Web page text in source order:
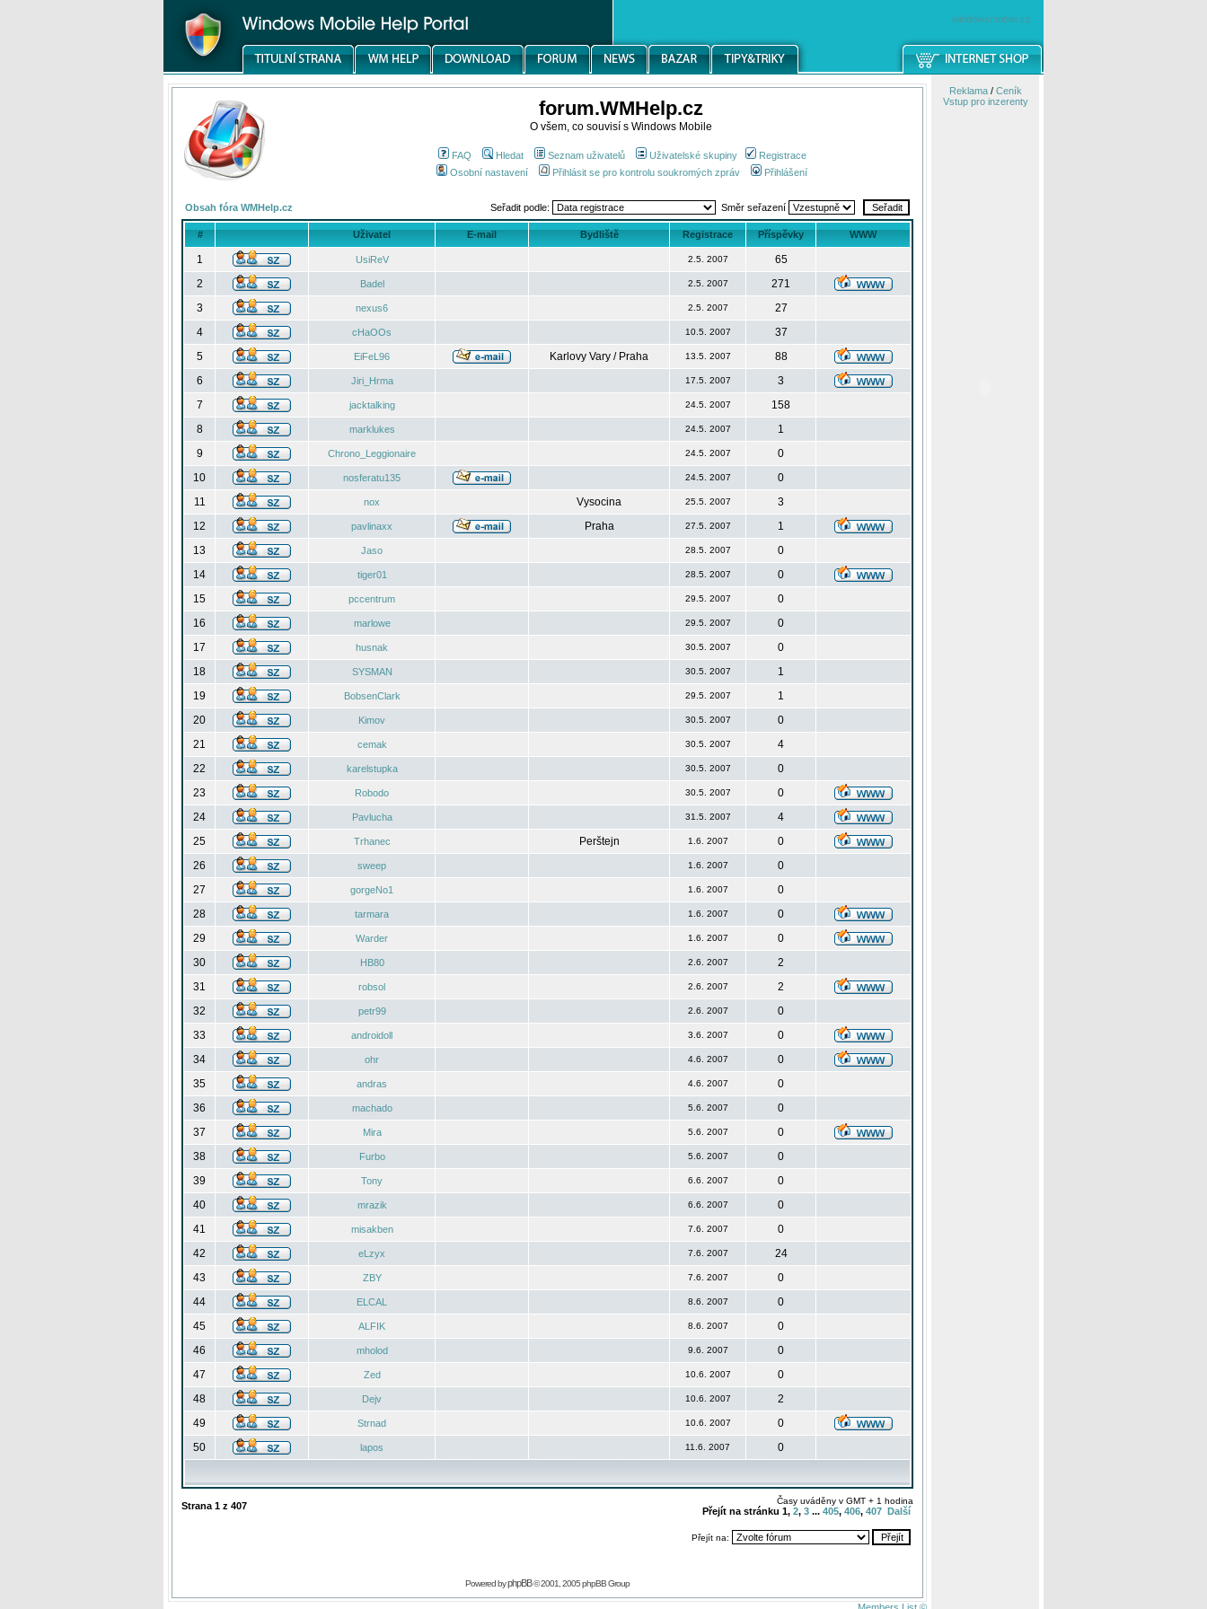
windowsmobile.cz
forum.WMHelp.cz
O všem, co souvisí s Windows Mobile
FAQ Hledat Seznam uživatelů Uživatelské skupiny
Registrace
Osobní nastavení
Přihlásit se pro kontrolu soukromých zpráv Přihlášení
Obsah fóra WMHelp.cz Seřadit podle: Směr seřazení
# Uživatel E-mail Bydliště Registrace Příspěvky WWW
1 UsiReV 2.5. 2007
65
2
Badel 2.5. 2007
271
3
nexus6 2.5. 2007
27
4
cHaOOs 10.5. 2007
37
5
EiFeL96 Karlovy Vary / Praha 13.5. 2007
88
6
Jiri_Hrma 17.5. 2007
3
7
jacktalking 24.5. 2007
158
8
marklukes 24.5. 2007
1
9
Chrono_Leggionaire 24.5. 2007
0
10
nosferatu135 24.5. 2007
0
11
nox Vysocina 25.5. 2007
3
12
pavlinaxx Praha 27.5. 2007
1
13
Jaso 28.5. 2007
0
14
tiger01 28.5. 2007
0
15
pccentrum 29.5. 2007
0
16
marlowe 29.5. 2007
0
17
husnak 30.5. 2007
0
18
SYSMAN 30.5. 2007
1
19
BobsenClark 29.5. 2007
1
20
Kimov 30.5. 2007
0
21
cemak 30.5. 2007
4
22
karelstupka 30.5. 2007
0
23
Robodo 30.5. 2007
0
24
Pavlucha 31.5. 2007
4
25
Trhanec Perštejn 1.6. 2007
0
26
sweep 1.6. 2007
0
27
gorgeNo1 1.6. 2007
0
28
tarmara 1.6. 2007
0
29
Warder 1.6. 2007
0
30
HB80 2.6. 2007
2
31
robsol 2.6. 2007
2
32
petr99 2.6. 2007
0
33
androidoll 3.6. 2007
0
34
ohr 4.6. 2007
0
35
andras 4.6. 2007
0
36
machado 5.6. 2007
0
37
Mira 5.6. 2007
0
38
Furbo 5.6. 2007
0
39
Tony 6.6. 2007
0
40
mrazik 6.6. 2007
0
41
misakben 7.6. 2007
0
42
eLzyx 7.6. 2007
24
43
ZBY 7.6. 2007
0
44
ELCAL 8.6. 2007
0
45
ALFIK 8.6. 2007
0
46
mholod 9.6. 2007
0
47
Zed 10.6. 2007
0
48
Dejv 10.6. 2007
2
49
Strnad 10.6. 2007
0
50
lapos 11.6. 2007 0
Strana 1 z 407 Časy uváděny v GMT + 1 hodina
Přejít na stránku 1, 2, 3 ... 405, 406, 407 Další
Přejít na:
Powered byphpBB© 2001, 2005 phpBB Group
Reklama/ Ceník
Vstup pro inzerenty